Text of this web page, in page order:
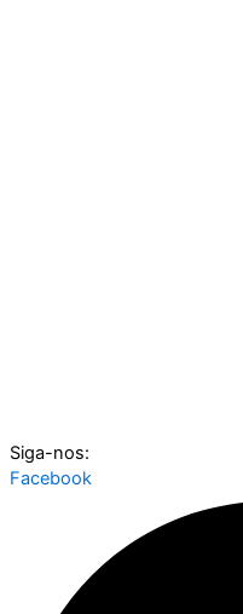
Siga-nos:
Facebook